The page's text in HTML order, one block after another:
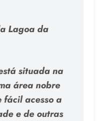
Lagoa da
situada na
área nobre
fácil acesso a
e de outras